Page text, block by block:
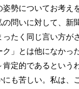
姿勢についてお考え
の問いに対して、新
ったく同じ言い方が
ク」とは他になかっ
肯定的であるという
にも苦しい。私は、